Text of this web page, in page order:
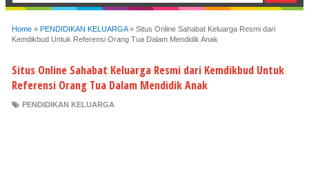
Home » PENDIDIKAN KELUARGA» Situs Online Sahabat Keluarga Resmi dari
Kemdikbud Untuk Referensi Orang Tua Dalam Mendidik Anak
Situs Online Sahabat Keluarga Resmi dari Kemdikbud Untuk
Referensi Orang Tua Dalam Mendidik Anak
PENDIDIKAN KELUARGA